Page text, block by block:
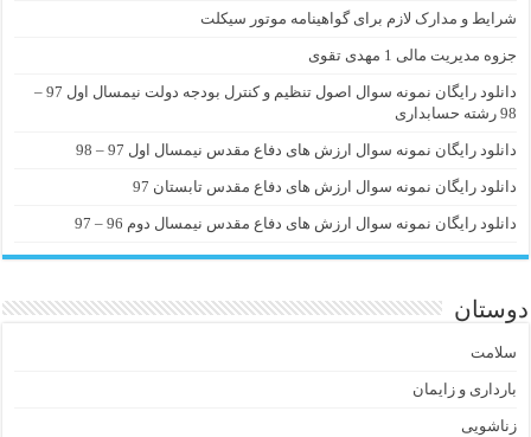
شرایط و مدارک لازم برای گواهینامه موتور سیکلت
جزوه مدیریت مالی 1 مهدی تقوی
دانلود رایگان نمونه سوال اصول تنظیم و کنترل بودجه دولت نیمسال اول 97 –
98 رشته حسابداری
دانلود رایگان نمونه سوال ارزش های دفاع مقدس نیمسال اول 97 – 98
دانلود رایگان نمونه سوال ارزش های دفاع مقدس تابستان 97
دانلود رایگان نمونه سوال ارزش های دفاع مقدس نیمسال دوم 96 – 97
دوستان
سلامت
بارداری و زایمان
زناشویی